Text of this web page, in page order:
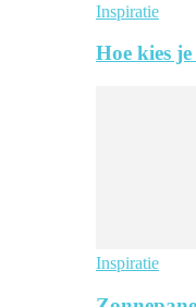
Inspiratie
Hoe kies
Inspiratie